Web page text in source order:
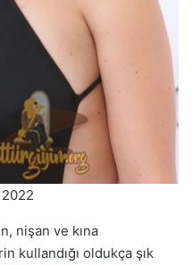
nişan ve kına
kullandığı oldukça şık